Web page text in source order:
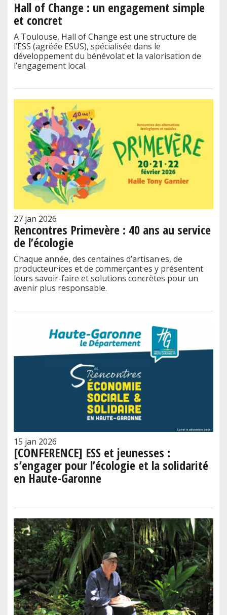
Hall of Change : un engagement simple
et concret
A Toulouse, Hall of Change est une structure de
l’ESS (agréée ESUS), spécialisée dans le
développement du bénévolat et la valorisation de
l’engagement local.
27 jan 2026
Rencontres Primevère : 40 ans au service
de l’écologie
Chaque année, des centaines d’artisan·es, de
producteur·ices et de commerçant·es y présentent
leurs savoir-faire et solutions concrètes pour un
avenir plus responsable.
15 jan 2026
[CONFERENCE] ESS et jeunesses :
s’engager pour l’écologie et la solidarité
en Haute-Garonne